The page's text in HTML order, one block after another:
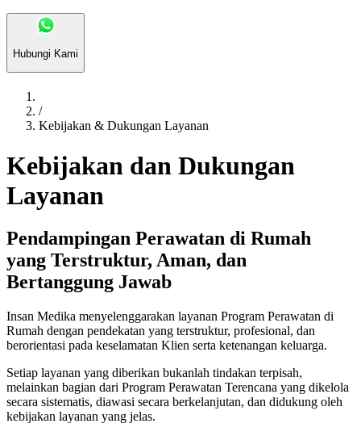
Hubungi Kami
/
Kebijakan & Dukungan Layanan
Kebijakan dan Dukungan
Layanan
Pendampingan Perawatan di Rumah
yang Terstruktur, Aman, dan
Bertanggung Jawab
Insan Medika menyelenggarakan layanan Program Perawatan di
Rumah dengan pendekatan yang terstruktur, profesional, dan
berorientasi pada keselamatan Klien serta ketenangan keluarga.
Setiap layanan yang diberikan bukanlah tindakan terpisah,
melainkan bagian dari Program Perawatan Terencana yang dikelola
secara sistematis, diawasi secara berkelanjutan, dan didukung oleh
kebijakan layanan yang jelas.